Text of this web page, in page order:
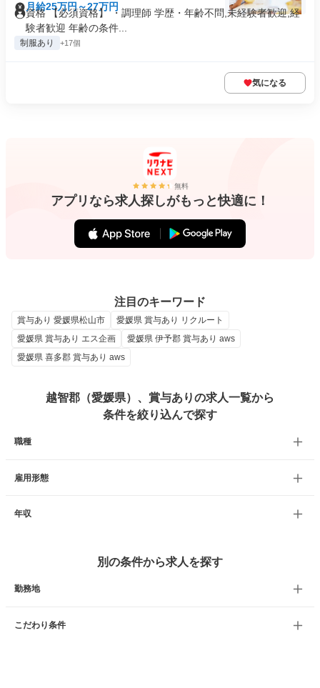
月給25万円～27万円
資格 【必須資格】 ・調理師 学歴・年齢不問,未経験者歓迎,経
験者歓迎 年齢の条件...
制服あり +17個
気になる
無料
アプリなら求人探しがもっと快適に！
注目のキーワード
賞与あり 愛媛県松山市
愛媛県 賞与あり リクルート
愛媛県 賞与あり エス企画
愛媛県 伊予郡 賞与あり aws
愛媛県 喜多郡 賞与あり aws
越智郡（愛媛県）、賞与ありの求人一覧から
条件を絞り込んで探す
職種
雇用形態
年収
別の条件から求人を探す
勤務地
こだわり条件